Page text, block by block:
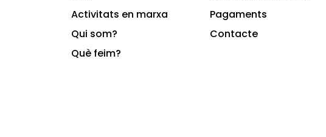
Activitats en marxa
Qui som?
Què feim?
Pagaments
Contacte